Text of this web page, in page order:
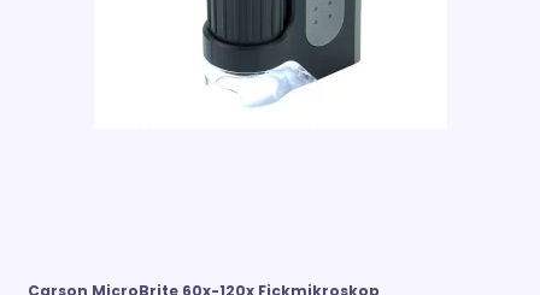
Carson MicroBrite 60x-120x Fickmikroskop